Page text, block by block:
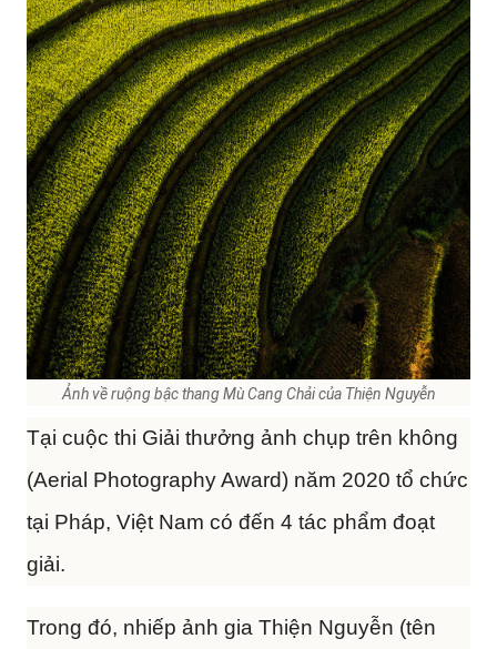
Ảnh về ruộng bậc thang Mù Cang Chải của Thiện Nguyễn
Tại cuộc thi Giải thưởng ảnh chụp trên không
(Aerial Photography Award) năm 2020 tổ chức
tại Pháp, Việt Nam có đến 4 tác phẩm đoạt
giải.
Trong đó, nhiếp ảnh gia Thiện Nguyễn (tên